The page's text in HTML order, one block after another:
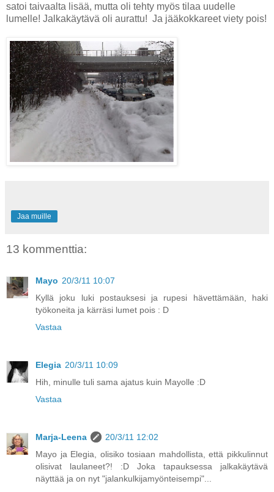
satoi taivaalta lisää, mutta oli tehty myös tilaa uudelle
lumelle! Jalkakäytävä oli aurattu! Ja jääkokkareet viety pois!
Jaa muille
13 kommenttia:
Mayo 20/3/11 10:07
Kyllä joku luki postauksesi ja rupesi hävettämään, haki
työkoneita ja kärräsi lumet pois : D
Vastaa
Elegia 20/3/11 10:09
Hih, minulle tuli sama ajatus kuin Mayolle :D
Vastaa
Marja-Leena
20/3/11 12:02
Mayo ja Elegia, olisiko tosiaan mahdollista, että pikkulinnut
olisivat laulaneet?! :D Joka tapauksessa jalkakäytävä
näyttää ja on nyt "jalankulkijamyönteisempi"...